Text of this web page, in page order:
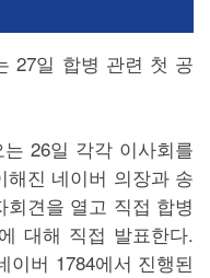
27일 합병 관련 첫 공
26일 각각 이사회를
진 네이버 의장과 송
견을 열고 직접 합병
대해 직접 발표한다.
이버 1784에서 진행된